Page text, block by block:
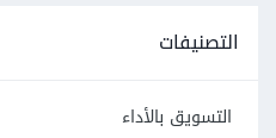
التصنيفات
التسويق بالأداء